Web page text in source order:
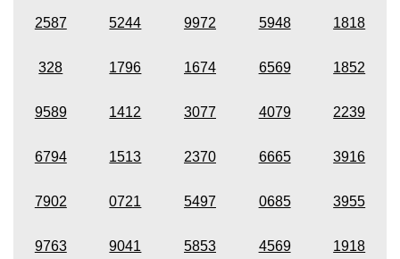
2587 5244 9972 5948 1818
328 1796 1674 6569 1852
9589 1412 3077 4079 2239
6794 1513 2370 6665 3916
7902 0721 5497 0685 3955
9763 9041 5853 4569 1918